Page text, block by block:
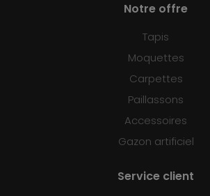
Notre offre
Tapis
Moquettes
Carpettes
Paillassons
Accessoires
Gazon artificiel
Service client